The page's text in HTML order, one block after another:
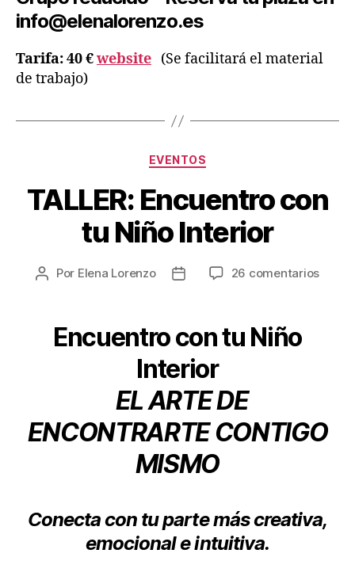
info@elenalorenzo.es
Tarifa: 40 €website (Se facilitará el material
de trabajo)
EVENTOS
TALLER: Encuentro con
tu Niño Interior
Por Elena Lorenzo 26 comentarios
Encuentro con tu Niño
Interior
EL ARTE DE
ENCONTRARTE CONTIGO
MISMO
Conecta con tu parte más creativa,
emocional e intuitiva.